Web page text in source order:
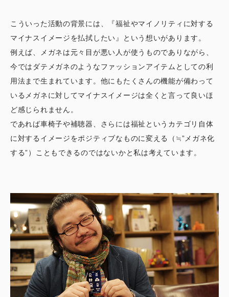
こういった活動の背景には、『福祉やマイノリティに対する
マイナスイメージを払拭したい』という想いがあります。
例えば、メガネは元々目が悪い人が使うものでありながら、
今ではダテメガネのようなファッションアイテムとしての利
用法まで生まれています。他にもたくさんの機能が備わって
いるメガネに対してマイナスイメージは全くと言って良いほ
ど感じられません。
であれば車椅子や補聴器、さらには福祉というカテゴリ自体
に対するイメージをポジティブなものに変える（≒”メガネ化
する”）こともできるのではないかと私は考えています。